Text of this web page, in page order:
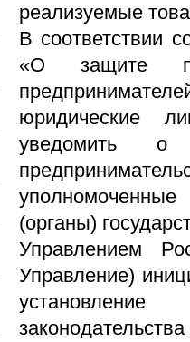
реализуемые
В соответствии
«О защите
юридические
уведомить о
(органы)
Управлением
Управление)